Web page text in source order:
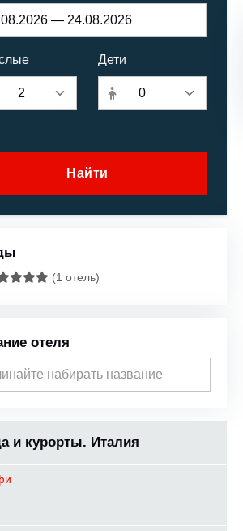
Дети
Найти
(1 отель)
отеля
и курорты. Италия